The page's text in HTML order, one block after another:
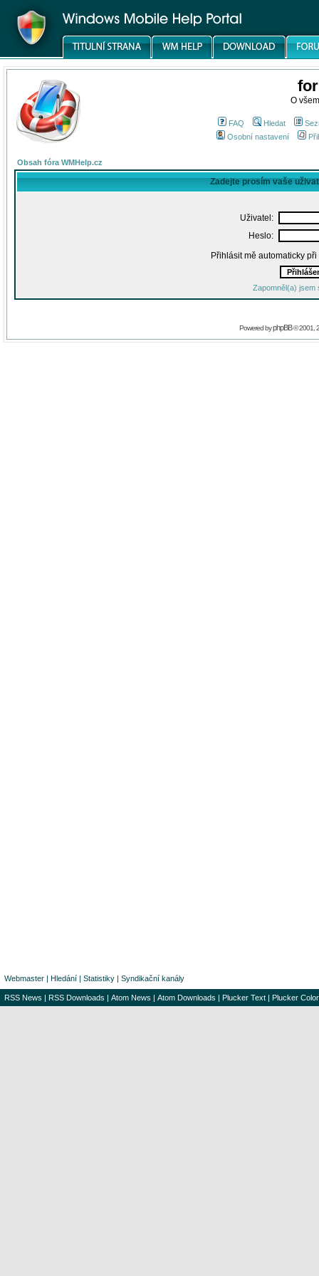
O
FAQ Hledat
Osobní nastavení
Obsah fóra WMHelp.cz
Zadejte prosím vaše
Uživatel:
Heslo:
Přihlásit mě automaticky
Zapomněl(a) jsem
Powered byphpBB© 2001,
Webmaster | Hledání | Statistiky | Syndikační kanály
RSS News | RSS Downloads | Atom News | Atom Downloads | Plucker Text | Plucker Color